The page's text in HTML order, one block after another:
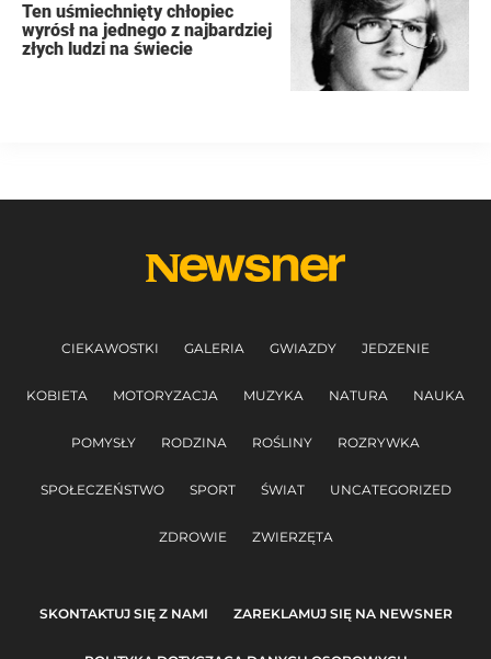
Ten uśmiechnięty chłopiec
wyrósł na jednego z najbardziej
złych ludzi na świecie
CIEKAWOSTKI GALERIA GWIAZDY JEDZENIE
KOBIETA MOTORYZACJA MUZYKA NATURA NAUKA
POMYSŁY RODZINA ROŚLINY ROZRYWKA
SPOŁECZEŃSTWO SPORT ŚWIAT UNCATEGORIZED
ZDROWIE ZWIERZĘTA
SKONTAKTUJ SIĘ Z NAMI ZAREKLAMUJ SIĘ NA NEWSNER